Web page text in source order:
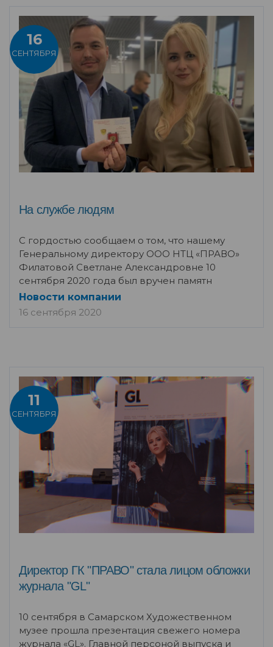
16
СЕНТЯБРЯ
На службе людям
С гордостью сообщаем о том, что нашему
Генеральному директору ООО НТЦ «ПРАВО»
Филатовой Светлане Александровне 10
сентября 2020 года был вручен памятн
Новости компании
16 сентября 2020
11
СЕНТЯБРЯ
Директор ГК "ПРАВО" стала лицом обложки
журнала "GL"
10 сентября в Самарском Художественном
музее прошла презентация свежего номера
журнала «GL». Главной персоной выпуска и